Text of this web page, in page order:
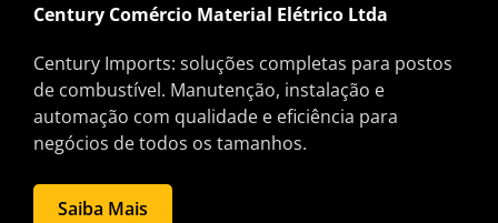
Century Comércio Material Elétrico Ltda
Century Imports: soluções completas para postos
de combustível. Manutenção, instalação e
automação com qualidade e eficiência para
negócios de todos os tamanhos.
Saiba Mais